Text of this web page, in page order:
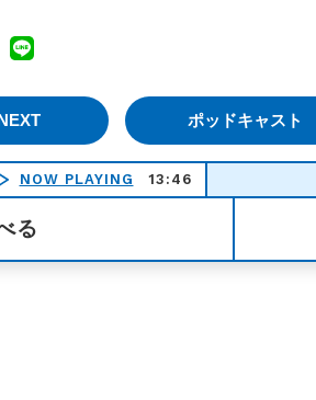
ポッドキャスト
NOW PLAYING 13:46
る